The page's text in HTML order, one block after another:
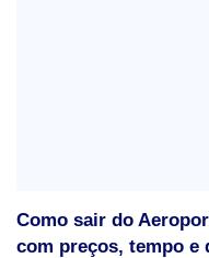
Como sair do
com preços, tempo e